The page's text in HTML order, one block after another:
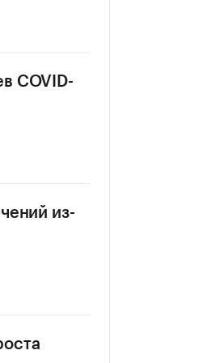
COVID-
из-